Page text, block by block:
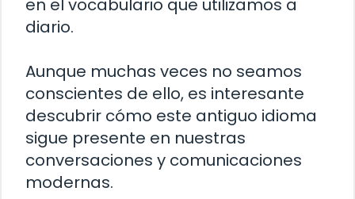
en el vocabulario que utilizamos a
diario.
Aunque muchas veces no seamos
conscientes de ello, es interesante
descubrir cómo este antiguo idioma
sigue presente en nuestras
conversaciones y comunicaciones
modernas.